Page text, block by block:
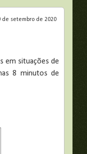
de setembro de 2020
em situações de
8 minutos de